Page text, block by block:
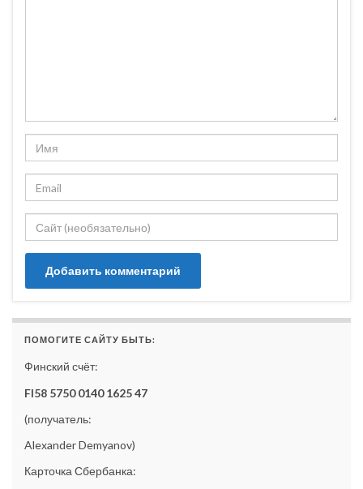
ПОМОГИТЕ САЙТУ БЫТЬ:
Финский счёт:
FI58 5750 0140 1625 47
(получатель:
Alexander Demyanov)
Карточка Сбербанка: